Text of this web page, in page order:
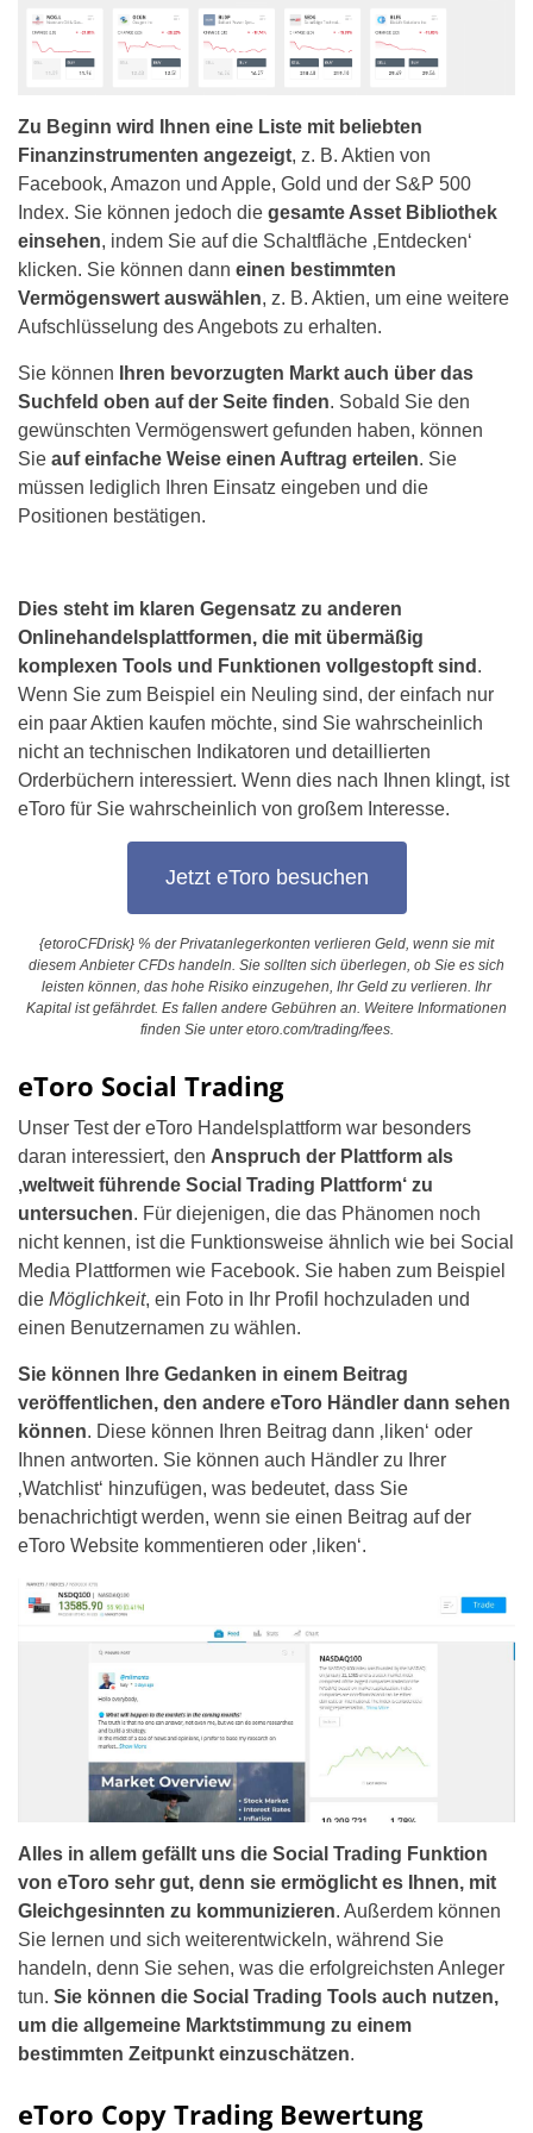
kümmern zu müssen.
zahlen Sie wahrscheinlich durchschnittlich 0,2 %.
Wenn Sie mit Gold oder einem wichtigen Index wie
dem Dow Jones handeln, wird dieser Wert noch
auszahlen lassen möchten oder welche
Zahlungsmethode Sie verwenden. Zu beachten ist
jedoch, dass eine
Mindestauszahlung von 30 US-
dem Vermögenswert, mit dem Sie handeln
der Höhe der angewandten Hebelwirkung (falls
Die gute Nachricht ist, dass Sie Ihre tägliche
Übernachtgebühr in Dollar und Cent sehen können,
wenn Sie eine Order bei eToro einrichten. Wenn Sie
Änderungen an Ihrem Auftrag vornehmen – zum
Beispiel in Bezug auf die Höhe des Einsatzes oder
die Hebelwirkung – wird die Gebühr für die
Übernachtfinanzierung aktualisiert. So ist
sichergestellt, dass Sie Ihre Handelskosten genau
kennen, bevor Sie eine Position eingehen.
Zu Beginn wird Ihnen eine Liste mit beliebten
Finanzinstrumenten angezeigt, z. B. Aktien von
Facebook, Amazon und Apple, Gold und der S&P 500
Index. Sie können jedoch die gesamte Asset Bibliothek
einsehen, indem Sie auf die Schaltfläche ‚Entdecken‘
klicken. Sie können dann einen bestimmten
Vermögenswert auswählen, z. B. Aktien, um eine weitere
Aufschlüsselung des Angebots zu erhalten.
Sie können
Ihren bevorzugten Markt auch über das
Suchfeld oben auf der Seite finden. Sobald Sie den
gewünschten Vermögenswert gefunden haben, können
Sie auf einfache Weise einen Auftrag erteilen. Sie
müssen lediglich Ihren Einsatz eingeben und die
Positionen bestätigen.
Dies steht im klaren Gegensatz zu anderen
Onlinehandelsplattformen, die mit übermäßig
komplexen Tools und Funktionen vollgestopft sind .
Wenn Sie zum Beispiel ein Neuling sind, der einfach nur
ein paar Aktien kaufen möchte, sind Sie wahrscheinlich
nicht an technischen Indikatoren und detaillierten
Orderbüchern interessiert. Wenn dies nach Ihnen klingt, ist
eToro für Sie wahrscheinlich von großem Interesse.
Jetzt eToro besuchen
{etoroCFDrisk} % der Privatanlegerkonten verlieren Geld, wenn sie mit
diesem Anbieter CFDs handeln. Sie sollten sich überlegen, ob Sie es sich
leisten können, das hohe Risiko einzugehen, Ihr Geld zu verlieren. Ihr
Kapital ist gefährdet. Es fallen andere Gebühren an. Weitere Informationen
finden Sie unter etoro.com/trading/fees.
eToro Social Trading
Unser Test der eToro Handelsplattform war besonders
daran interessiert, den Anspruch der Plattform als
‚weltweit führende Social Trading Plattform‘ zu
untersuchen. Für diejenigen, die das Phänomen noch
nicht kennen, ist die Funktionsweise ähnlich wie bei Social
Media Plattformen wie Facebook. Sie haben zum Beispiel
die Möglichkeit, ein Foto in Ihr Profil hochzuladen und
einen Benutzernamen zu wählen.
Sie können Ihre Gedanken in einem Beitrag
veröffentlichen, den andere eToro Händler dann sehen
können. Diese können Ihren Beitrag dann ‚liken‘ oder
Ihnen antworten. Sie können auch Händler zu Ihrer
‚Watchlist‘ hinzufügen, was bedeutet, dass Sie
benachrichtigt werden, wenn sie einen Beitrag auf der
eToro Website kommentieren oder ‚liken‘.
Alles in allem gefällt uns die Social Trading Funktion
von eToro sehr gut, denn sie ermöglicht es Ihnen, mit
Gleichgesinnten zu kommunizieren. Außerdem können
Sie lernen und sich weiterentwickeln, während Sie
handeln, denn Sie sehen, was die erfolgreichsten Anleger
tun. Sie können die Social Trading Tools auch nutzen,
um die allgemeine Marktstimmung zu einem
bestimmten Zeitpunkt einzuschätzen.
eToro Copy Trading Bewertung